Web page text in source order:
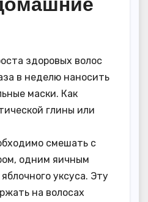
здоровых волос
в неделю наносить
маски. Как
глины или
смешать с
одним яичным
уксуса. Эту
на волосах